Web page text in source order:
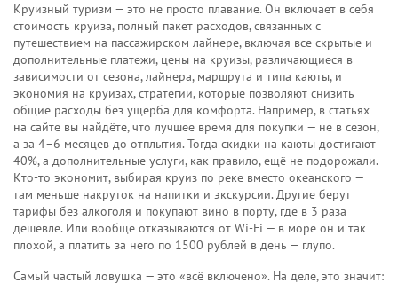
Круизный туризм — это не просто плавание. Он включает в себя
стоимость круиза, полный пакет расходов, связанных с
путешествием на пассажирском лайнере, включая все скрытые и
дополнительные платежи, цены на круизы, различающиеся в
зависимости от сезона, лайнера, маршрута и типа каюты, и
экономия на круизах,стратегии, которые позволяют снизить
общие расходы без ущерба для комфорта. Например, в статьях
на сайте вы найдёте, что лучшее время для покупки — не в сезон,
а за 4–6 месяцев до отплытия. Тогда скидки на каюты достигают
40%, а дополнительные услуги, как правило, ещё не подорожали.
Кто-то экономит, выбирая круиз по реке вместо океанского —
там меньше накруток на напитки и экскурсии. Другие берут
тарифы без алкоголя и покупают вино в порту, где в 3 раза
дешевле. Или вообще отказываются от Wi-Fi — в море он и так
плохой, а платить за него по 1500 рублей в день — глупо.
Самый частый ловушка — это «всё включено». На деле, это значит: